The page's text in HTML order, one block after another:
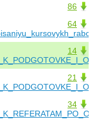
86
64
14
21
34